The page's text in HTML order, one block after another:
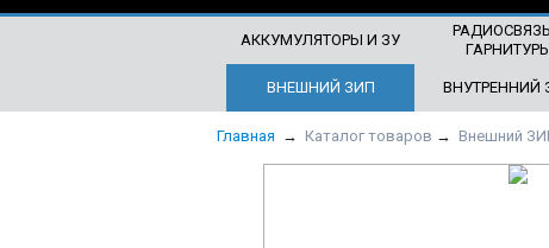
АККУМУЛЯТОРЫ И ЗУ
ВНЕШНИЙ ЗИП ВНУТРЕННИЙ
Главная → Каталог товаров → Внешний